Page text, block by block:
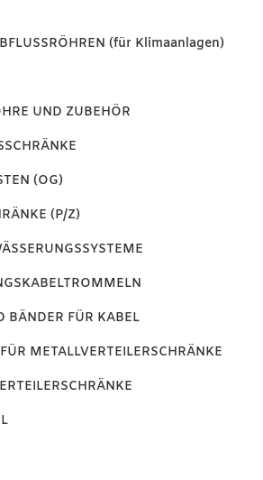
(für Klimaanlagen)
UND ZUBEHÖR
(OG)
(P/Z)
BÄNDER FÜR KABEL
METALLVERTEILERSCHRÄNKE